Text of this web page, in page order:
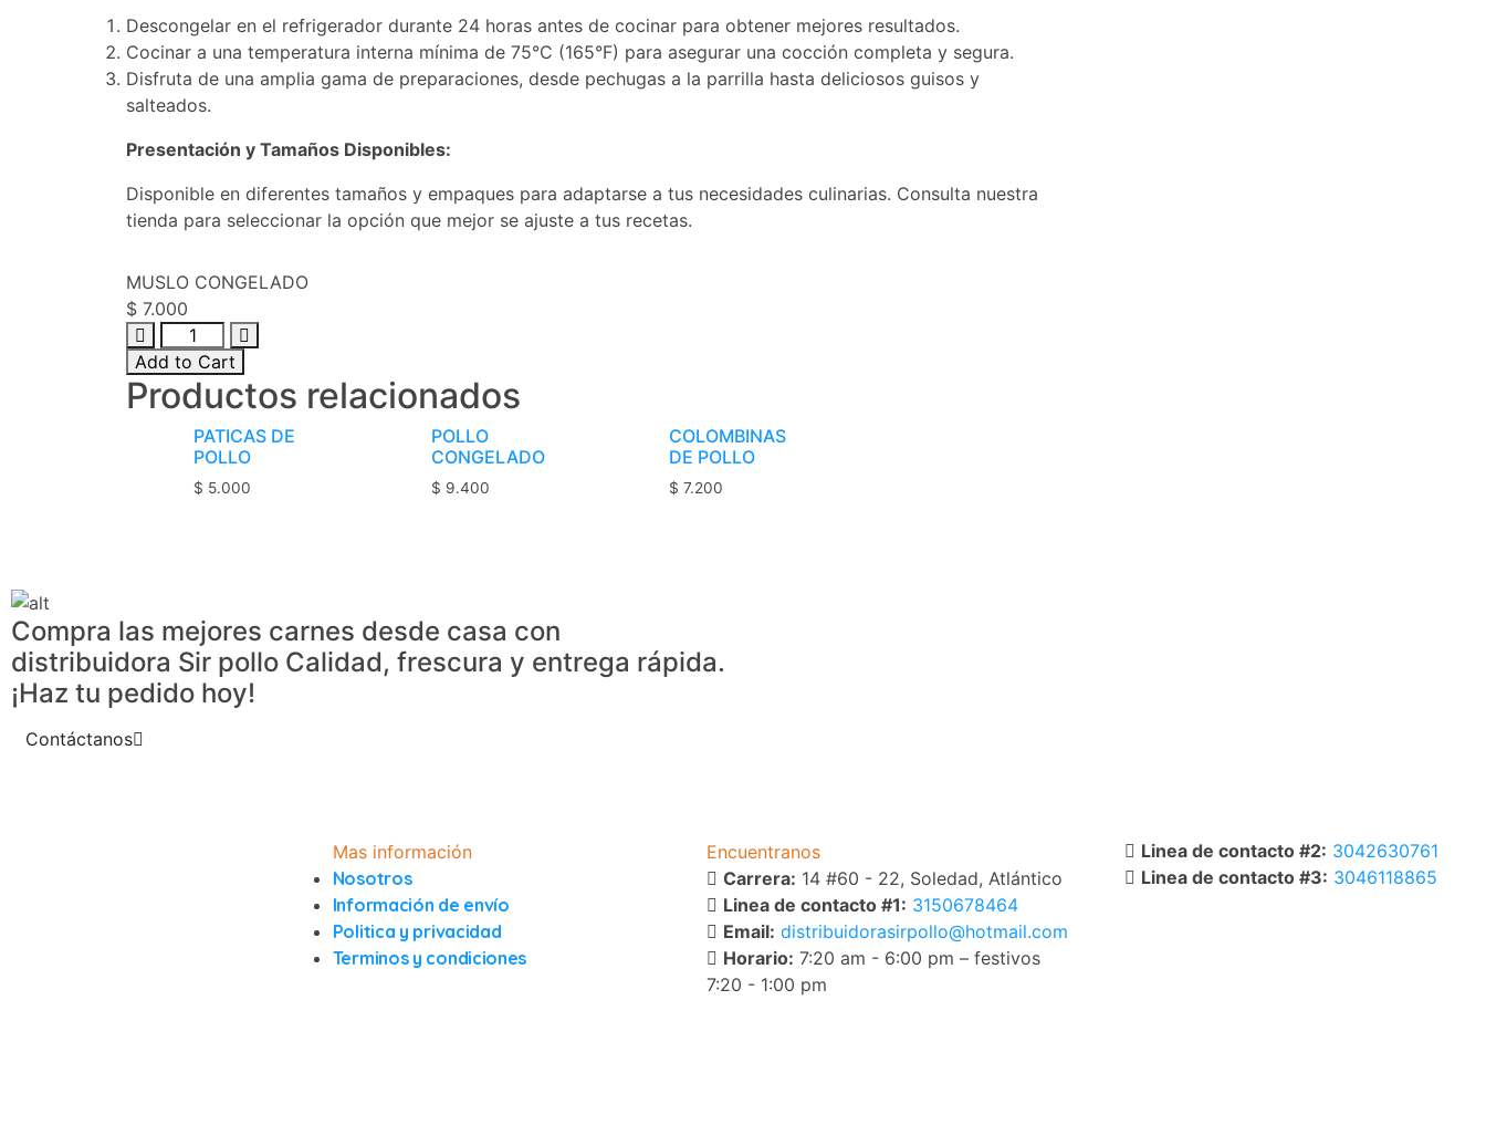
Descongelar en el refrigerador durante 24 horas antes de cocinar para obtener mejores resultados.
Cocinar a una temperatura interna mínima de 75°C (165°F) para asegurar una cocción completa y segura.
Disfruta de una amplia gama de preparaciones, desde pechugas a la parrilla hasta deliciosos guisos y
salteados.
Presentación y Tamaños Disponibles:
Disponible en diferentes tamaños y empaques para adaptarse a tus necesidades culinarias. Consulta nuestra
tienda para seleccionar la opción que mejor se ajuste a tus recetas.
MUSLO CONGELADO
$ 7.000
Add to Cart
Productos relacionados
PATICAS DE
POLLO
$ 5.000
POLLO
CONGELADO
$ 9.400
COLOMBINAS
DE POLLO
$ 7.200
Compra las mejores carnes desde casa con
distribuidora Sir pollo Calidad, frescura y entrega rápida.
¡Haz tu pedido hoy!
Contáctanos
Mas información
Nosotros
Información de envío
Politica y privacidad
Terminos y condiciones
Encuentranos
Carrera: 14 #60 - 22, Soledad, Atlántico
Linea de contacto #1: 3150678464
Email: distribuidorasirpollo@hotmail.com
Horario: 7:20 am - 6:00 pm – festivos
7:20 - 1:00 pm
Linea de contacto #2: 3042630761
Linea de contacto #3: 3046118865